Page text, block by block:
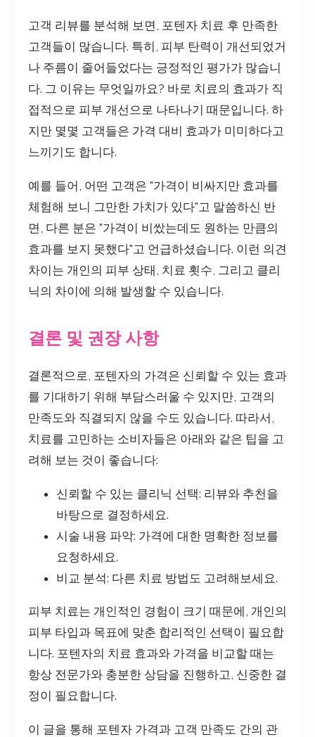
고객 리뷰를 분석해 보면, 포텐자 치료 후 만족한
고객들이 많습니다. 특히, 피부 탄력이 개선되었거
나 주름이 줄어들었다는 긍정적인 평가가 많습니
다. 그 이유는 무엇일까요? 바로 치료의 효과가 직
접적으로 피부 개선으로 나타나기 때문입니다. 하
지만 몇몇 고객들은 가격 대비 효과가 미미하다고
느끼기도 합니다.
예를 들어, 어떤 고객은 "가격이 비싸지만 효과를
체험해 보니 그만한 가치가 있다"고 말씀하신 반
면, 다른 분은 "가격이 비쌌는데도 원하는 만큼의
효과를 보지 못했다"고 언급하셨습니다. 이런 의견
차이는 개인의 피부 상태, 치료 횟수, 그리고 클리
닉의 차이에 의해 발생할 수 있습니다.
결론 및 권장 사항
결론적으로, 포텐자의 가격은 신뢰할 수 있는 효과
를 기대하기 위해 부담스러울 수 있지만, 고객의
만족도와 직결되지 않을 수도 있습니다. 따라서,
치료를 고민하는 소비자들은 아래와 같은 팁을 고
려해 보는 것이 좋습니다:
신뢰할 수 있는 클리닉 선택: 리뷰와 추천을
바탕으로 결정하세요.
시술 내용 파악: 가격에 대한 명확한 정보를
요청하세요.
비교 분석: 다른 치료 방법도 고려해보세요.
피부 치료는 개인적인 경험이 크기 때문에, 개인의
피부 타입과 목표에 맞춘 합리적인 선택이 필요합
니다. 포텐자의 치료 효과와 가격을 비교할 때는
항상 전문가와 충분한 상담을 진행하고, 신중한 결
정이 필요합니다.
이 글을 통해 포텐자 가격과 고객 만족도 간의 관